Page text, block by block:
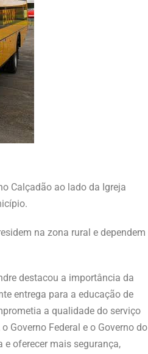
Calçadão ao lado da Igreja
na zona rural e dependem
destacou a importância da
entrega para a educação de
a qualidade do serviço
Governo Federal e o Governo do
oferecer mais segurança,